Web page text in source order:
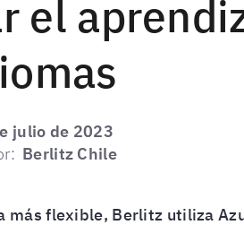
el
julio de 2023
Berlitz Chile
más flexible, Berlitz utiliza